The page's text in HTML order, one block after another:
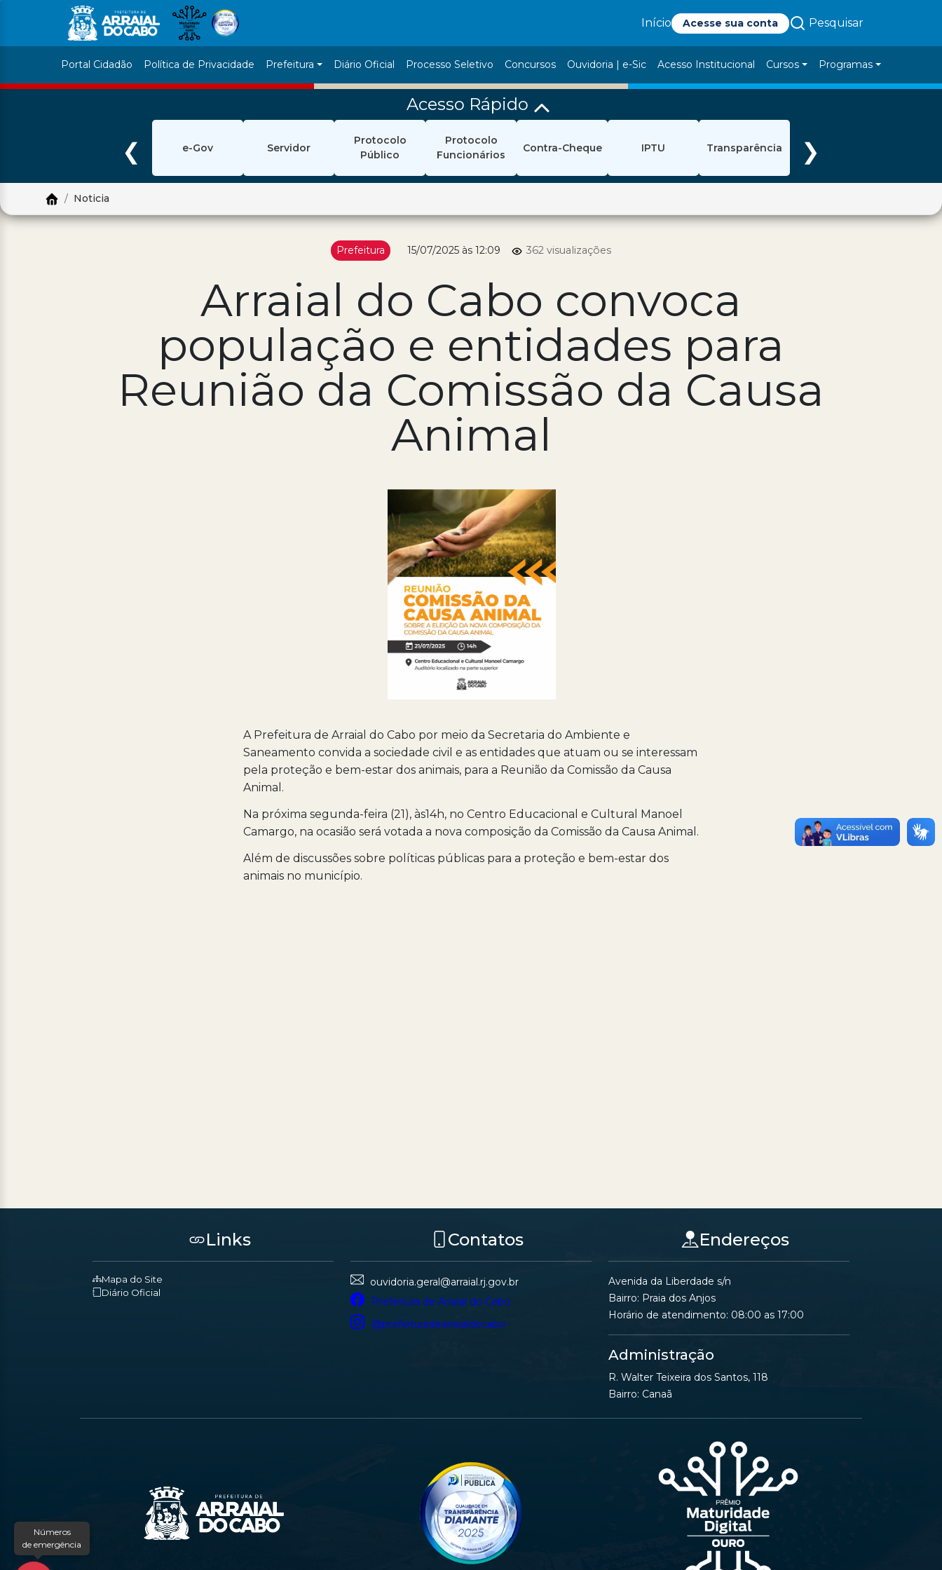
Início Acesse sua conta Pesquisar
Portal Cidadão Política de Privacidade Prefeitura Diário Oficial Processo Seletivo Concursos Ouvidoria | e-Sic Acesso Institucional Cursos Programas
Acesso Rápido
❮ e-Gov Servidor
Protocolo
Público
Protocolo
Funcionários
Contra-Cheque IPTU Transparência ❯
Noticia
Números
de emergência
Prefeitura 15/07/2025 às 12:09 362 visualizações
Arraial do Cabo convoca
população e entidades para
Reunião da Comissão da Causa
Animal
A Prefeitura de Arraial do Cabo por meio da Secretaria do Ambiente e
Saneamento convida a sociedade civil e as entidades que atuam ou se interessam
pela proteção e bem-estar dos animais, para a Reunião da Comissão da Causa
Animal.
Na próxima segunda-feira (21), às14h, no Centro Educacional e Cultural Manoel
Camargo, na ocasião será votada a nova composição da Comissão da Causa Animal.
Além de discussões sobre políticas públicas para a proteção e bem-estar dos
animais no município.
Links
Mapa do Site
Diário Oficial
Contatos
ouvidoria.geral@arraial.rj.gov.br
Prefeitura de Arraial do Cabo
@prefeituradearraialdocabo
Endereços
Avenida da Liberdade s/n
Bairro: Praia dos Anjos
Horário de atendimento: 08:00 as 17:00
Administração
R. Walter Teixeira dos Santos, 118
Bairro: Canaã